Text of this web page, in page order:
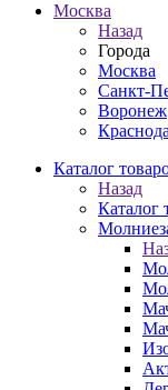
Москва
Назад
Города
Москва
Санкт-
Воронеж
Каталог
Назад
Каталог